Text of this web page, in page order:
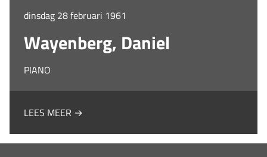
dinsdag 28 februari 1961
Wayenberg, Daniel
PIANO
LEES MEER →